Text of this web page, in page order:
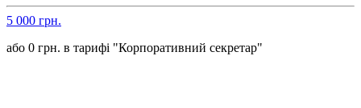
5 000 грн.
або 0 грн. в тарифі "Корпоративний секретар"